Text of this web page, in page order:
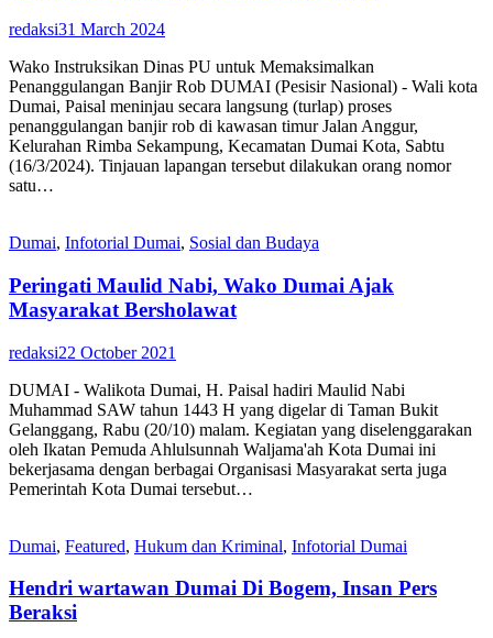
redaksi31 March 2024
Wako Instruksikan Dinas PU untuk Memaksimalkan
Penanggulangan Banjir Rob DUMAI (Pesisir Nasional) - Wali kota
Dumai, Paisal meninjau secara langsung (turlap) proses
penanggulangan banjir rob di kawasan timur Jalan Anggur,
Kelurahan Rimba Sekampung, Kecamatan Dumai Kota, Sabtu
(16/3/2024). Tinjauan lapangan tersebut dilakukan orang nomor
satu…
Dumai, Infotorial Dumai, Sosial dan Budaya
Peringati Maulid Nabi, Wako Dumai Ajak
Masyarakat Bersholawat
redaksi22 October 2021
DUMAI - Walikota Dumai, H. Paisal hadiri Maulid Nabi
Muhammad SAW tahun 1443 H yang digelar di Taman Bukit
Gelanggang, Rabu (20/10) malam. Kegiatan yang diselenggarakan
oleh Ikatan Pemuda Ahlulsunnah Waljama'ah Kota Dumai ini
bekerjasama dengan berbagai Organisasi Masyarakat serta juga
Pemerintah Kota Dumai tersebut…
Dumai, Featured, Hukum dan Kriminal, Infotorial Dumai
Hendri wartawan Dumai Di Bogem, Insan Pers
Beraksi